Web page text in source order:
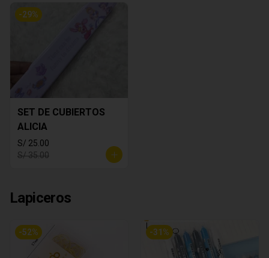
-29%
SET DE CUBIERTOS
ALICIA
S/ 25.00
S/ 35.00
Lapiceros
-52% -31 %